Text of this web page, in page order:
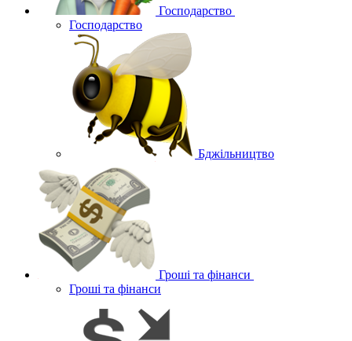
Господарство
Господарство
Бджільництво
Гроші та фінанси
Гроші та фінанси